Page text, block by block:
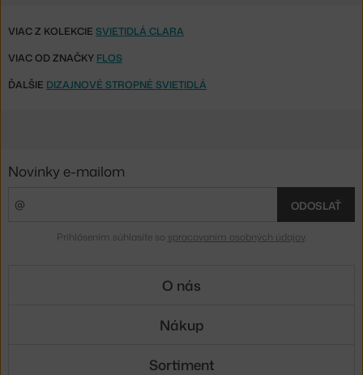
VIAC Z KOLEKCIE SVIETIDLÁ CLARA
VIAC OD ZNAČKY FLOS
ĎALŠIE DIZAJNOVÉ STROPNÉ SVIETIDLÁ
Novinky e-mailom
ODOSLAŤ
Prihlásením súhlasíte so spracovaním osobných údajov.
O nás
Nákup
Sortiment